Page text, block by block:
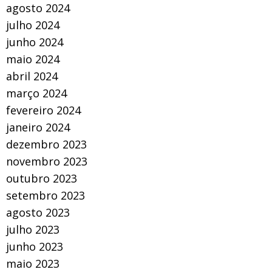
agosto 2024
julho 2024
junho 2024
maio 2024
abril 2024
março 2024
fevereiro 2024
janeiro 2024
dezembro 2023
novembro 2023
outubro 2023
setembro 2023
agosto 2023
julho 2023
junho 2023
maio 2023